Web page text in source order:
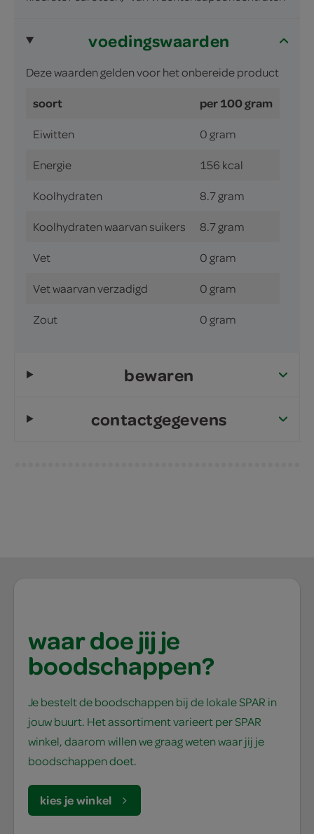
voedingswaarden
Deze waarden gelden voor het onbereide product
soort per 100 gram
Eiwitten 0 gram
Energie 156 kcal
Koolhydraten 8.7 gram
Koolhydraten waarvan suikers 8.7 gram
Vet 0 gram
Vet waarvan verzadigd 0 gram
Zout 0 gram
bewaren
contactgegevens
waar doe jij je
boodschappen?
Je bestelt de boodschappen bij de lokale SPAR in
jouw buurt. Het assortiment varieert per SPAR
winkel, daarom willen we graag weten waar jij je
boodschappen doet.
kies je winkel